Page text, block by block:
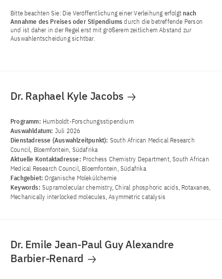
Bitte beachten Sie: Die Veröffentlichung einer Verleihung erfolgt nach
Annahme des Preises oder Stipendiumsdurch die betreffende Person
und ist daher in der Regel erst mit größerem zeitlichem Abstand zur
Auswahlentscheidung sichtbar.
Dr. Raphael Kyle Jacobs
Programm: Humboldt-Forschungsstipendium
Auswahldatum: Juli 2026
Dienstadresse (Auswahlzeitpunkt): South African Medical Research
Council, Bloemfontein, Südafrika
Aktuelle Kontaktadresse: Prochess Chemistry Department, South African
Medical Research Council, Bloemfontein, Südafrika
Fachgebiet:Organische Molekülchemie
Keywords: Supramolecular chemistry, Chiral phosphoric acids, Rotaxanes,
Mechanically interlocked molecules, Asymmetric catalysis
Dr. Emile Jean-Paul Guy Alexandre
Barbier-Renard